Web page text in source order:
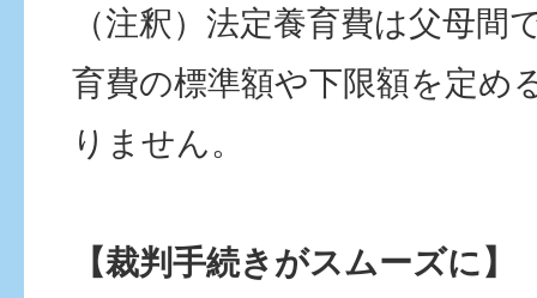
（注釈）法定養育費は父母間
育費の標準額や下限額を定め
りません。
【裁判手続きがスムーズに】